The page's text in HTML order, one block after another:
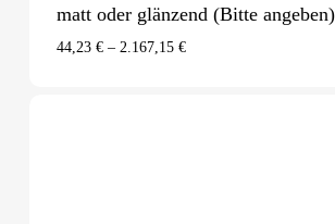
matt oder glänzend (Bitte angeben)
44,23 €– 2.167,15 €